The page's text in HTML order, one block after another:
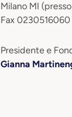
Milano MI
Fax 0230516060
Presidente e
Gianna